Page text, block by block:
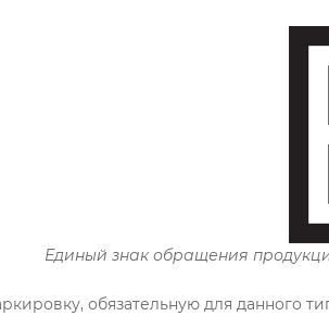
Единый знак обращения
обязательную для данного